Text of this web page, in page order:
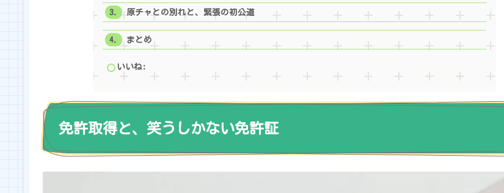
原チャとの別れと、緊張の初公道
まとめ
いいね:
免許取得と、笑うしかない免許証